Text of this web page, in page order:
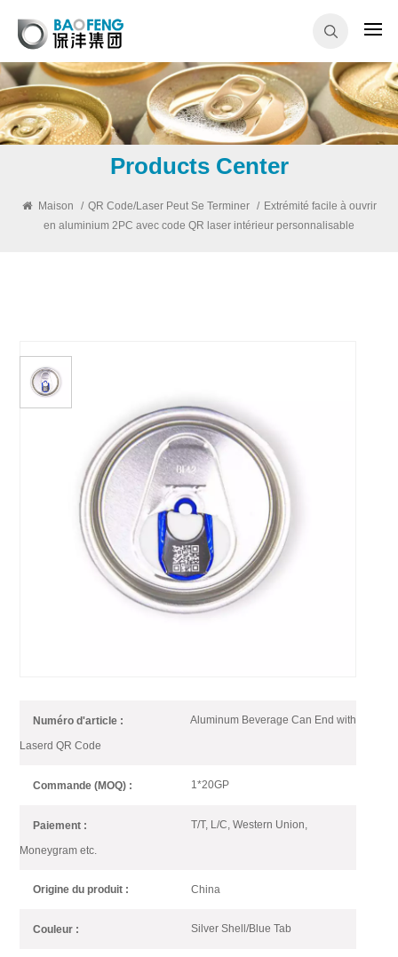
Products Center
Maison / QR Code/Laser Peut Se Terminer / Extrémité facile à ouvrir
en aluminium 2PC avec code QR laser intérieur personnalisable
Extrémité Facile À Ouvrir En
Aluminium 2PC Avec Code QR
Laser Intérieur
Personnalisable
Nous pouvons ajouter un code QR personnalisé requis à l'intérieur ou
à l'extérieur de l'onglet 200/202/SOT/RPT/SOE/LOE, ce qui facilite le
Numéro d'article : Aluminum Beverage Can End with
Laserd QR Code
Commande (MOQ) : 1*20GP
Paiement : T/T, L/C, Western Union,
Moneygram etc.
Origine du produit : China
Couleur : Silver Shell/Blue Tab